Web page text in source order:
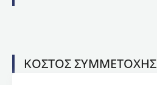
ΚΟΣΤΟΣ ΣΥΜΜΕΤΟΧΗΣ